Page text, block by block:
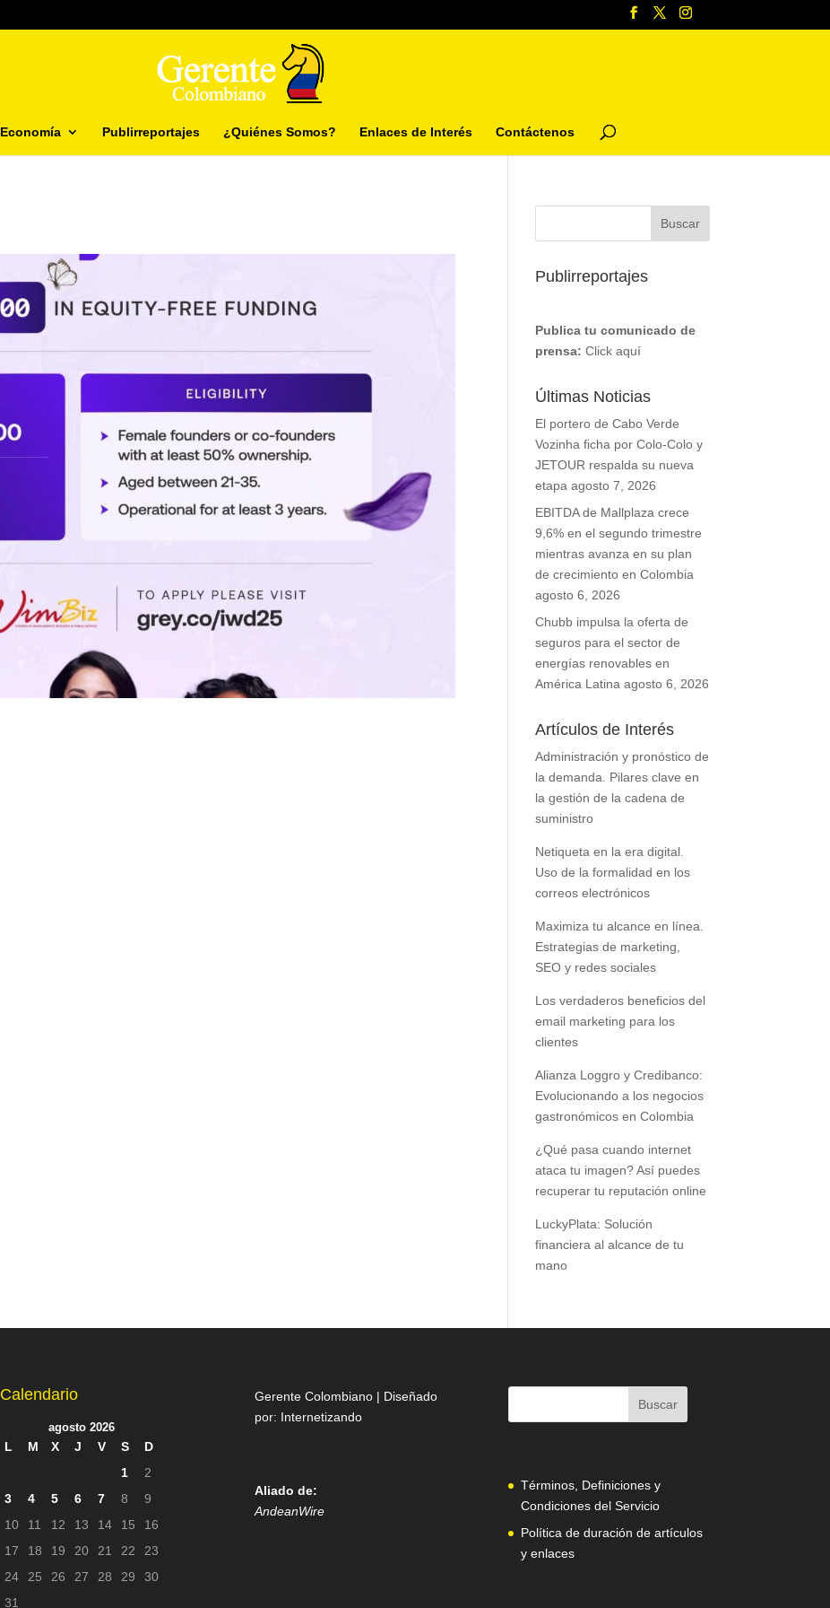
Economía Publirreportajes ¿Quiénes Somos? Enlaces de Interés Contáctenos
Publirreportajes
Publica tu comunicado de
prensa: Click aquí
Últimas Noticias
El portero de Cabo Verde
Vozinha ficha por Colo-Colo y
JETOUR respalda su nueva
etapa agosto 7, 2026
EBITDA de Mallplaza crece
9,6% en el segundo trimestre
mientras avanza en su plan
de crecimiento en Colombia
agosto 6, 2026
Chubb impulsa la oferta de
seguros para el sector de
energías renovables en
América Latina agosto 6, 2026
Artículos de Interés
Administración y pronóstico de
la demanda. Pilares clave en
la gestión de la cadena de
suministro
Netiqueta en la era digital.
Uso de la formalidad en los
correos electrónicos
Maximiza tu alcance en línea.
Estrategias de marketing,
SEO y redes sociales
Los verdaderos beneficios del
email marketing para los
clientes
Alianza Loggro y Credibanco:
Evolucionando a los negocios
gastronómicos en Colombia
¿Qué pasa cuando internet
ataca tu imagen? Así puedes
recuperar tu reputación online
LuckyPlata: Solución
financiera al alcance de tu
mano
Calendario
agosto 2026
L M X J V S
D
1
2
3
4 5 6 7 8
9
10
11 12 13 14 15
16
17
18 19 20 21 22
23
24
25 26 27 28 29
30
31
Gerente Colombiano | Diseñado
por: Internetizando
Aliado de:
AndeanWire
Términos, Definiciones y
Condiciones del Servicio
Política de duración de artículos
y enlaces